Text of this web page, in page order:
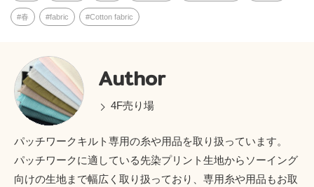
春 fabric Cotton fabric
Author
4F売り場
パッチワークキルト専用の糸や用品を取り扱っています。
パッチワークに適している先染プリント生地からソーイング
向けの生地まで幅広く取り扱っており、専用糸や用品もお取